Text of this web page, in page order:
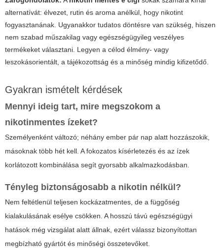
alternatívát: élvezet, rutin és aroma anélkül, hogy nikotint
fogyasztanának. Ugyanakkor tudatos döntésre van szükség, hiszen
nem szabad műszakilag vagy egészségügyileg veszélyes
termékeket választani. Legyen a célod élmény- vagy
leszokásorientált, a tájékozottság és a minőség mindig kifizetődő.
Gyakran ismételt kérdések
Mennyi ideig tart, mire megszokom a
nikotinmentes ízeket?
Személyenként változó; néhány ember pár nap alatt hozzászokik,
másoknak több hét kell. A fokozatos kísérletezés és az ízek
korlátozott kombinálása segít gyorsabb alkalmazkodásban.
Tényleg biztonságosabb a nikotin nélkül?
Nem feltétlenül teljesen kockázatmentes, de a függőség
kialakulásának esélye csökken. A hosszú távú egészségügyi
hatások még vizsgálat alatt állnak, ezért válassz bizonyítottan
megbízható gyártót és minőségi összetevőket.